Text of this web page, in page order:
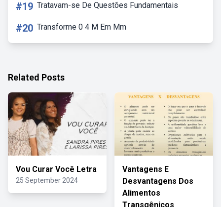
#19 Tratavam-se De Questões Fundamentais
#20 Transforme 0 4 M Em Mm
Related Posts
Vou Curar Você Letra
25 September 2024
Vantagens E
Desvantagens Dos
Alimentos
Transgênicos